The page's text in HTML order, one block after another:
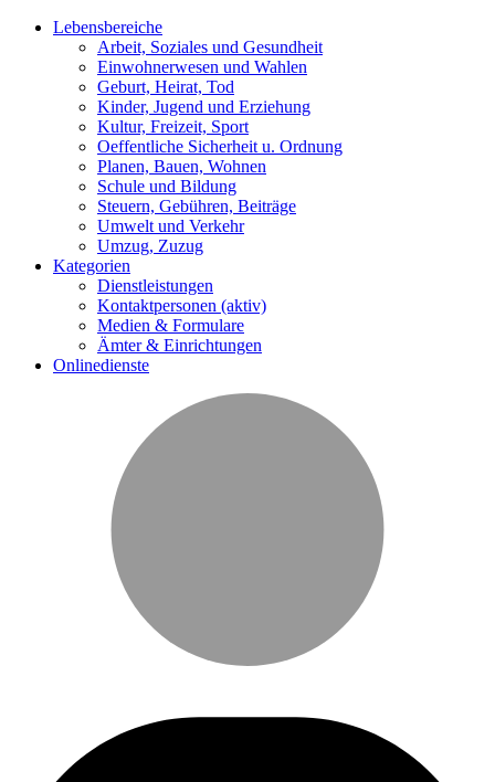
Lebensbereiche
Arbeit, Soziales und Gesundheit
Einwohnerwesen und Wahlen
Geburt, Heirat, Tod
Kinder, Jugend und Erziehung
Kultur, Freizeit, Sport
Oeffentliche Sicherheit u. Ordnung
Planen, Bauen, Wohnen
Schule und Bildung
Steuern, Gebühren, Beiträge
Umwelt und Verkehr
Umzug, Zuzug
Kategorien
Dienstleistungen
Kontaktpersonen (aktiv)
Medien & Formulare
Ämter & Einrichtungen
Onlinedienste